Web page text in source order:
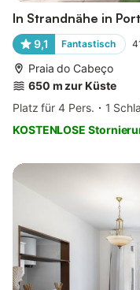
In Strandnähe in
9,1 Fantastisch
Praia do Cabeço
650 m zur Küste
Platz für 4 Pers.
1
KOSTENLOSE